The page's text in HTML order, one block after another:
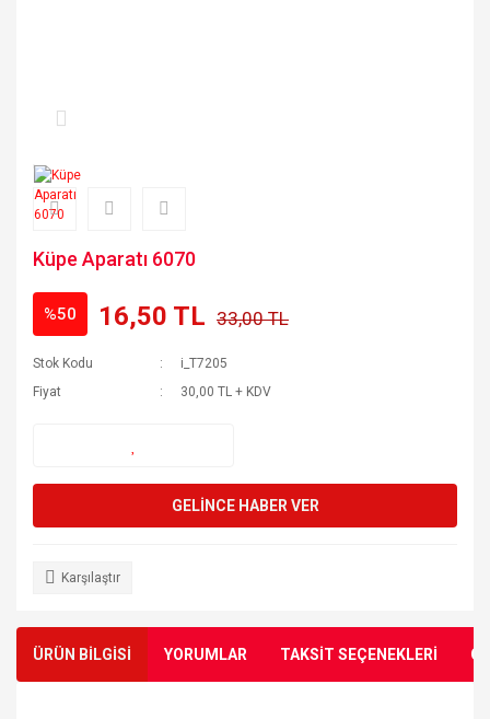
Küpe Aparatı 6070
%50 16,50 TL 33,00 TL
Stok Kodu
i_T7205
Fiyat
30,00 TL + KDV
GELİNCE HABER VER
Karşılaştır
ÜRÜN BİLGİSİ YORUMLAR TAKSİT SEÇENEKLERİ